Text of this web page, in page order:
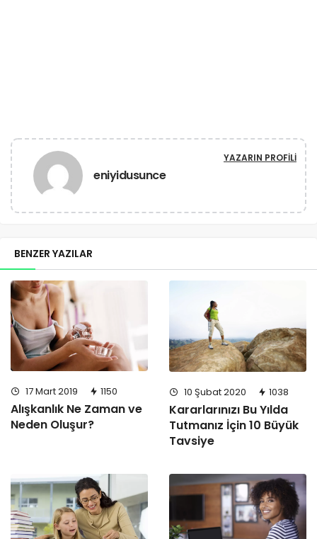
eniyidusunce
YAZARIN PROFILI
BENZER YAZILAR
17 Mart 2019 1150
Alışkanlık Ne Zaman ve
Neden Oluşur?
10 Şubat 2020 1038
Kararlarınızı Bu Yılda
Tutmanız İçin 10 Büyük
Tavsiye